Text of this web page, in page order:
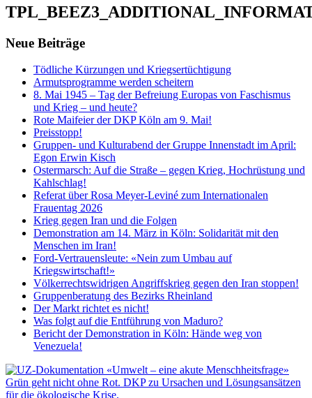
Neue Beiträge
Tödliche Kürzungen und Kriegsertüchtigung
Armutsprogramme werden scheitern
8. Mai 1945 – Tag der Befreiung Europas von Faschismus
und Krieg – und heute?
Rote Maifeier der DKP Köln am 9. Mai!
Preisstopp!
Gruppen- und Kulturabend der Gruppe Innenstadt im April:
Egon Erwin Kisch
Ostermarsch: Auf die Straße – gegen Krieg, Hochrüstung und
Kahlschlag!
Referat über Rosa Meyer-Leviné zum Internationalen
Frauentag 2026
Krieg gegen Iran und die Folgen
Demonstration am 14. März in Köln: Solidarität mit den
Menschen im Iran!
Ford-Vertrauensleute: «Nein zum Umbau auf
Kriegswirtschaft!»
Völkerrechtswidrigen Angriffskrieg gegen den Iran stoppen!
Gruppenberatung des Bezirks Rheinland
Der Markt richtet es nicht!
Was folgt auf die Entführung von Maduro?
Bericht der Demonstration in Köln: Hände weg von
Venezuela!